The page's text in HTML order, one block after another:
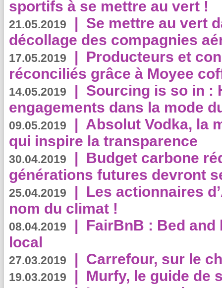
sportifs à se mettre au vert !
21.05.2019 | Se mettre au vert
décollage des compagnies
17.05.2019 | Producteurs et
réconciliés grâce à Moyee
14.05.2019 | Sourcing is so in :
engagements dans la mode
09.05.2019 | Absolut Vodka, la
qui inspire la transparence
30.04.2019 | Budget carbone
générations futures devront
25.04.2019 | Les actionnaires
nom du climat !
08.04.2019 | FairBnB : Bed
local
27.03.2019 | Carrefour, sur le
19.03.2019 | Murfy, le guide de